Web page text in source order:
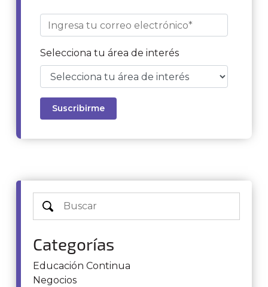
Categorías
Educación Continua
Negocios
Selecciona tu área de interés